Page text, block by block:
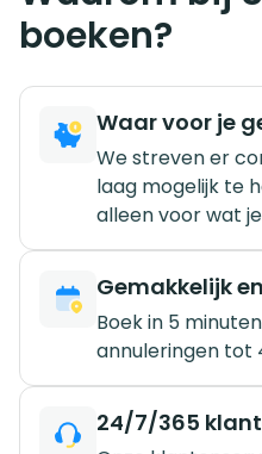
boeken?
Waar voor je
We streven er
laag mogelijk te
alleen voor wat
Gemakkelijk
Boek in 5
annuleringen tot
24/7/365